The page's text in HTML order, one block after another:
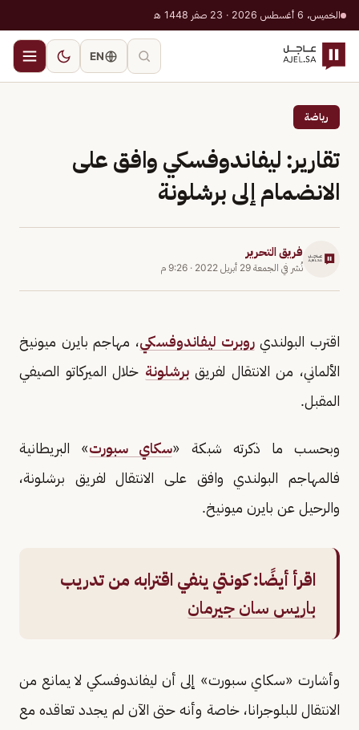
الخميس، 6 أغسطس 2026 · 23 صفر 1448 هـ
EN
رياضة
تقارير: ليفاندوفسكي وافق على
الانضمام إلى برشلونة
فريق التحرير
نُشر في الجمعة 29 أبريل 2022 · 9:26 م
اقترب البولنديروبرت ليفاندوفسكي، مهاجم بايرن ميونيخ
الألماني، من الانتقال لفريقبرشلونة خلال الميركاتو الصيفي
المقبل.
وبحسب ما ذكرته شبكة «سكاي سبورت» البريطانية
فالمهاجم البولندي وافق على الانتقال لفريق برشلونة،
والرحيل عن بايرن ميونيخ.
اقرأ أيضًا:كونتي ينفي اقترابه من تدريب
باريس سان جيرمان
وأشارت «سكاي سبورت» إلى أن ليفاندوفسكي لا يمانع من
الانتقال للبلوجرانا، خاصة وأنه حتى الآن لم يجدد تعاقده مع